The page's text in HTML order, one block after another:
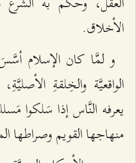
الأخلاق.
و لمَّا كان الإسلام
الواقعيَّة والخِلقةِ
يعرفه النَّاس إذا سَلكوا
منهاجها القويم وصراطها